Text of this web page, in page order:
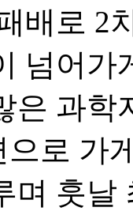
배로 2
넘어가
은 과학
로 가
며 훗